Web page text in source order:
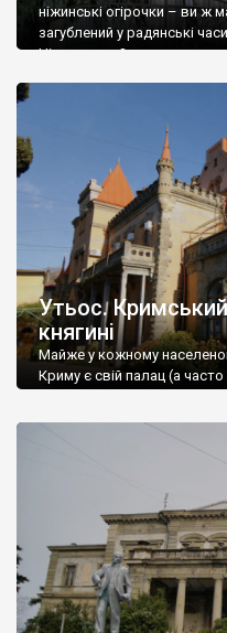
ніжинські огірочки – ви ж
загублений у радянські
Ніжин греки?
Утьос.
княгині
Майже у кожному
Криму є свій палац (а часто